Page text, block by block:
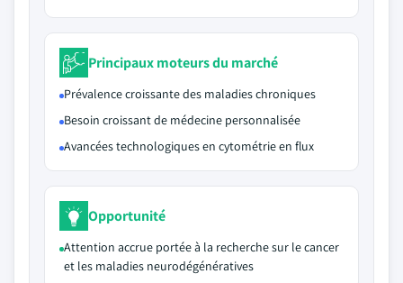
Principaux moteurs du marché
Prévalence croissante des maladies chroniques
Besoin croissant de médecine personnalisée
Avancées technologiques en cytométrie en flux
Opportunité
Attention accrue portée à la recherche sur le cancer
et les maladies neurodégénératives